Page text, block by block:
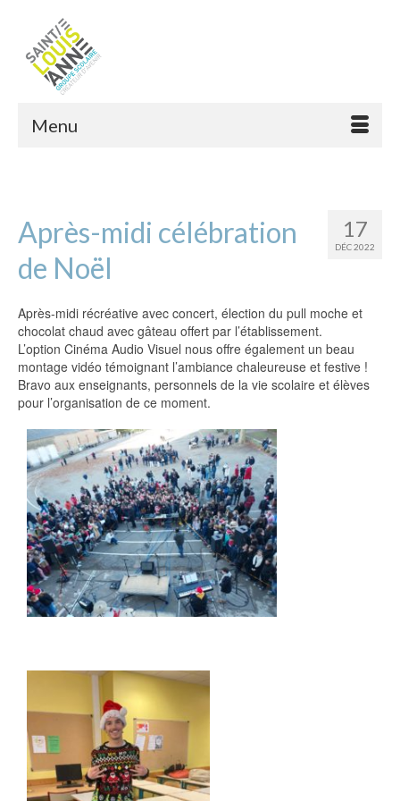
Menu
17
DÉC 2022
Après-midi célébration
de Noël
Après-midi récréative avec concert, élection du pull moche et
chocolat chaud avec gâteau offert par l’établissement.
L’option Cinéma Audio Visuel nous offre également un beau
montage vidéo témoignant l’ambiance chaleureuse et festive !
Bravo aux enseignants, personnels de la vie scolaire et élèves
pour l’organisation de ce moment.